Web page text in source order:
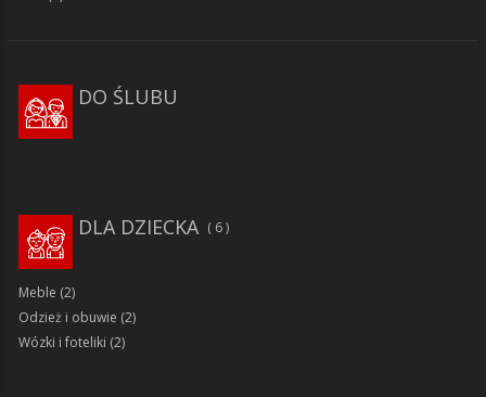
DO ŚLUBU
6
DLA DZIECKA
Meble (2)
Odzież i obuwie (2)
Wózki i foteliki (2)